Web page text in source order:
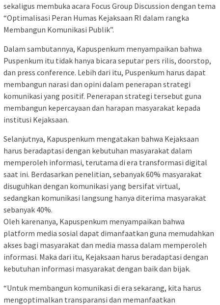
sekaligus membuka acara Focus Group Discussion dengan tema
“Optimalisasi Peran Humas Kejaksaan RI dalam rangka
Membangun Komunikasi Publik”.
Dalam sambutannya, Kapuspenkum menyampaikan bahwa
Puspenkum itu tidak hanya bicara seputar pers rilis, doorstop,
dan press conference. Lebih dari itu, Puspenkum harus dapat
membangun narasi dan opini dalam penerapan strategi
komunikasi yang positif. Penerapan strategi tersebut guna
membangun kepercayaan dan harapan masyarakat kepada
institusi Kejaksaan.
Selanjutnya, Kapuspenkum mengatakan bahwa Kejaksaan
harus beradaptasi dengan kebutuhan masyarakat dalam
memperoleh informasi, terutama di era transformasi digital
saat ini. Berdasarkan penelitian, sebanyak 60% masyarakat
disuguhkan dengan komunikasi yang bersifat virtual,
sedangkan komunikasi langsung hanya diterima masyarakat
sebanyak 40%.
Oleh karenanya, Kapuspenkum menyampaikan bahwa
platform media sosial dapat dimanfaatkan guna memudahkan
akses bagi masyarakat dan media massa dalam memperoleh
informasi. Maka dari itu, Kejaksaan harus beradaptasi dengan
kebutuhan informasi masyarakat dengan baik dan bijak.
“Untuk membangun komunikasi di era sekarang, kita harus
mengoptimalkan transparansi dan memanfaatkan